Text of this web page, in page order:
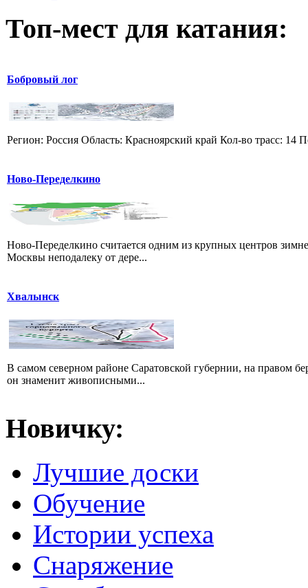
Топ-мест для катания:
Бобровый лог
Регион: Россия Область: Красноярский край Кол-во трасс:
Ново-Переделкино
Ново-Переделкино считается одним из крупных центров
Москвы неподалеку от дере...
Хвалынск
В самом северном районе Саратовской губернии, на правом
он знаменит живописными...
Новичку:
Лучшие доски
Обучение
Истории успеха
Снаряжение